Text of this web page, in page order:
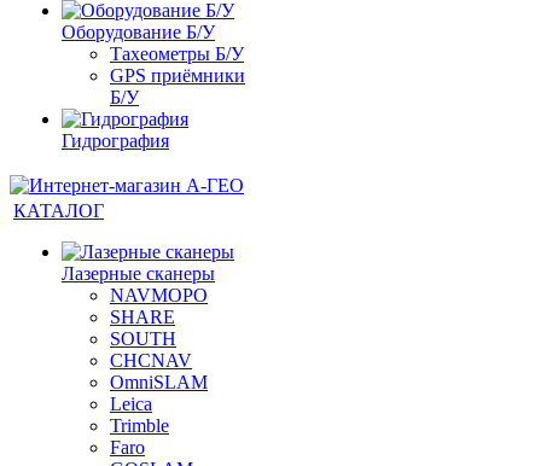
Оборудование Б/У
Тахеометры Б/У
GPS приёмники
Б/У
Гидрография
КАТАЛОГ
Лазерные сканеры
NAVMOPO
SHARE
SOUTH
CHCNAV
OmniSLAM
Leica
Trimble
Faro